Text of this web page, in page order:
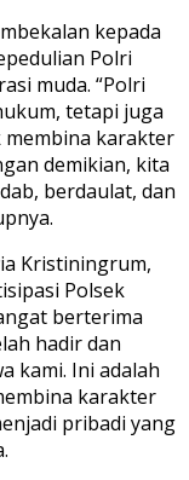
kepada
Polri
muda. “Polri
tetapi juga
karakter
demikian, kita
berdaulat, dan
Kristiningrum,
Polsek
berterima
hadir dan
kami. Ini adalah
karakter
pribadi yang